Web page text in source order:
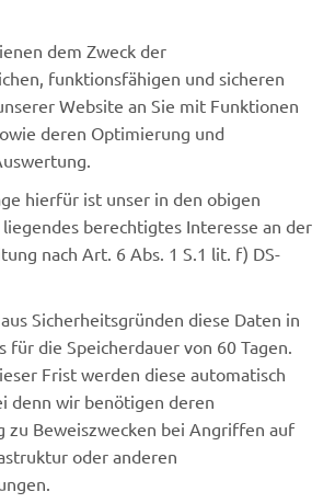
dem Zweck der
funktionsfähigen und sicheren
Website an Sie mit Funktionen
deren Optimierung und
hierfür ist unser in den obigen
liegendes berechtigtes Interesse an der
nach Art. 6 Abs. 1 S.1 lit. f) DS-
Sicherheitsgründen diese Daten in
für die Speicherdauer von 60 Tagen.
Frist werden diese automatisch
denn wir benötigen deren
zu Beweiszwecken bei Angriffen auf
oder anderen